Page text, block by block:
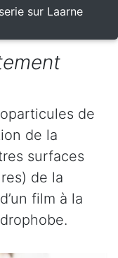
sur Laarne
de
de la
surfaces
de la
film à la